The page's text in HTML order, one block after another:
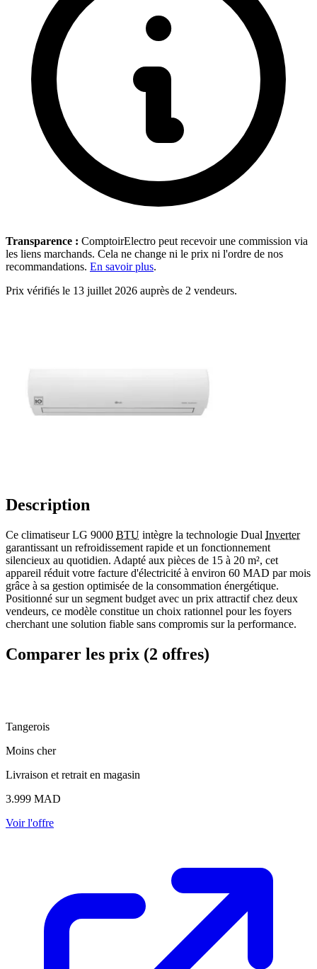
Transparence : ComptoirElectro peut recevoir une commission via
les liens marchands. Cela ne change ni le prix ni l'ordre de nos
recommandations. En savoir plus.
Prix vérifiés le 13 juillet 2026 auprès de 2 vendeurs.
Description
Ce climatiseur LG 9000 BTU intègre la technologie Dual Inverter
garantissant un refroidissement rapide et un fonctionnement
silencieux au quotidien. Adapté aux pièces de 15 à 20 m², cet
appareil réduit votre facture d'électricité à environ 60 MAD par mois
grâce à sa gestion optimisée de la consommation énergétique.
Positionné sur un segment budget avec un prix attractif chez deux
vendeurs, ce modèle constitue un choix rationnel pour les foyers
cherchant une solution fiable sans compromis sur la performance.
Comparer les prix (2 offres)
Tangerois
Moins cher
Livraison et retrait en magasin
3.999 MAD
Voir l'offre